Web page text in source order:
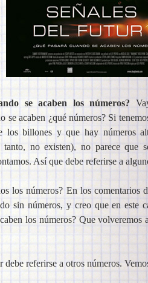
se acaben los números?
se acaben ¿qué números? Si
los billones y que hay números
no existen), no parece que
Así que debe referirse a
los números? En los comentarios
sin números, y creo que en este
los números? Que
debe referirse a otros números.